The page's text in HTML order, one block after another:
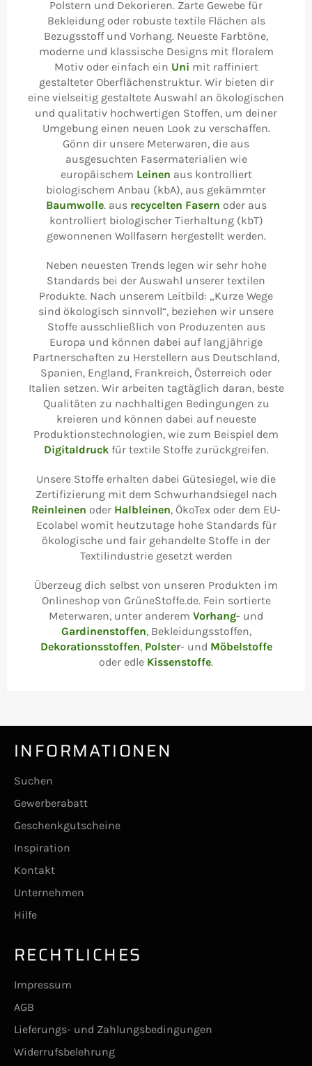
Polstern und Dekorieren. Zarte Gewebe für
Bekleidung oder robuste textile Flächen als
Bezugsstoff und Vorhang. Neueste Farbtöne,
moderne und klassische Designs mit floralem
Motiv oder einfach ein Uni mit raffiniert
gestalteter Oberflächenstruktur. Wir bieten dir
eine vielseitig gestaltete Auswahl an ökologischen
und qualitativ hochwertigen Stoffen, um deiner
Umgebung einen neuen Look zu verschaffen.
Gönn dir unsere Meterwaren, die aus
ausgesuchten Fasermaterialien wie
europäischem Leinen aus kontrolliert
biologischem Anbau (kbA), aus gekämmter
Baumwolle. aus recycelten Fasern oder aus
kontrolliert biologischer Tierhaltung (kbT)
gewonnenen Wollfasern hergestellt werden.
Neben neuesten Trends legen wir sehr hohe
Standards bei der Auswahl unserer textilen
Produkte. Nach unserem Leitbild: „Kurze Wege
sind ökologisch sinnvoll“, beziehen wir unsere
Stoffe ausschließlich von Produzenten aus
Europa und können dabei auf langjährige
Partnerschaften zu Herstellern aus Deutschland,
Spanien, England, Frankreich, Österreich oder
Italien setzen. Wir arbeiten tagtäglich daran, beste
Qualitäten zu nachhaltigen Bedingungen zu
kreieren und können dabei auf neueste
Produktionstechnologien, wie zum Beispiel dem
Digitaldruckfür textile Stoffe zurückgreifen.
Unsere Stoffe erhalten dabei Gütesiegel, wie die
Zertifizierung mit dem Schwurhandsiegel nach
Reinleinen oder Halbleinen, ÖkoTex oder dem EU-
Ecolabel womit heutzutage hohe Standards für
ökologische und fair gehandelte Stoffe in der
Textilindustrie gesetzt werden
Überzeug dich selbst von unseren Produkten im
Onlineshop von GrüneStoffe.de. Fein sortierte
Meterwaren, unter anderem Vorhang- und
Gardinenstoffen, Bekleidungsstoffen,
Dekorationsstoffen, Polster- und Möbelstoffe
oder edle Kissenstoffe.
INFORMATIONEN
Suchen
Gewerberabatt
Geschenkgutscheine
Inspiration
Kontakt
Unternehmen
Hilfe
RECHTLICHES
Impressum
AGB
Lieferungs- und Zahlungsbedingungen
Widerrufsbelehrung